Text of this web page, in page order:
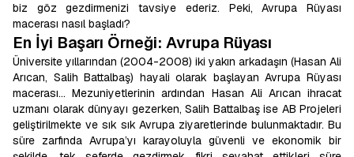
biz göz gezdirmenizi tavsiye ederiz. Peki, Avrupa Rüyası
macerası nasıl başladı?
En İyi Başarı Örneği: Avrupa Rüyası
Üniversite yıllarından (2004-2008) iki yakın arkadaşın (Hasan Ali
Arıcan, Salih Battalbaş) hayali olarak başlayan Avrupa Rüyası
macerası… Mezuniyetlerinin ardından Hasan Ali Arıcan ihracat
uzmanı olarak dünyayı gezerken, Salih Battalbaş ise AB Projeleri
geliştirilmekte ve sık sık Avrupa ziyaretlerinde bulunmaktadır. Bu
süre zarfında Avrupa’yı karayoluyla güvenli ve ekonomik bir